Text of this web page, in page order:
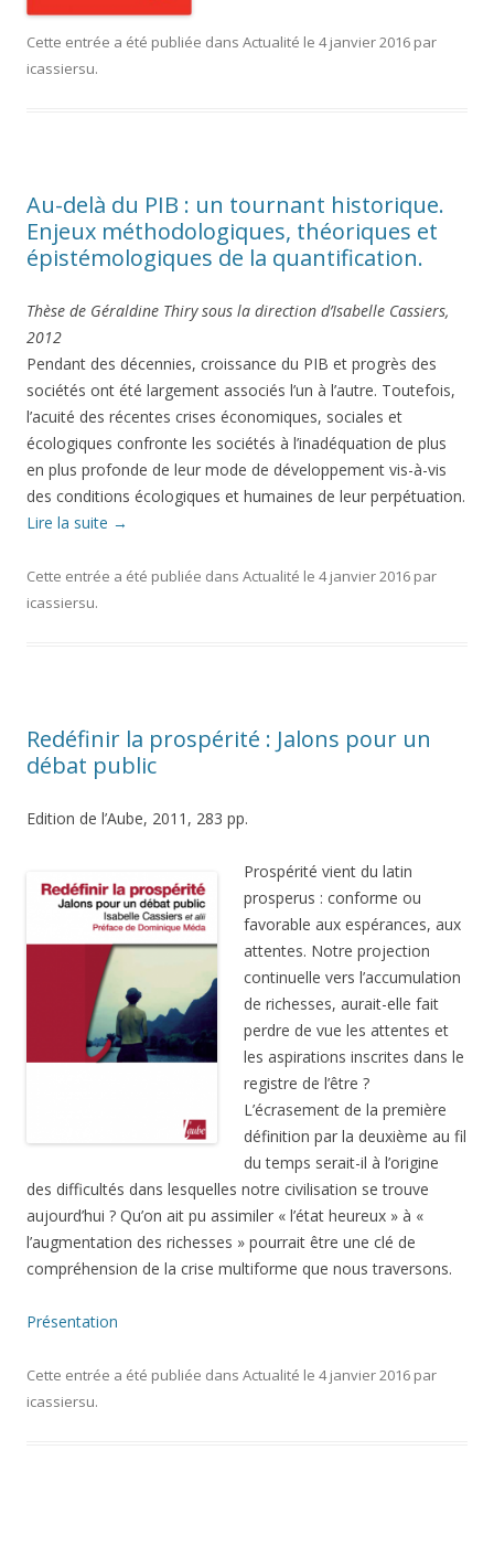
Cette entrée a été publiée dans Actualité le 4 janvier 2016 par
icassiersu.
Au-delà du PIB : un tournant historique.
Enjeux méthodologiques, théoriques et
épistémologiques de la quantification.
Thèse de Géraldine Thiry sous la direction d’Isabelle Cassiers,
2012
Pendant des décennies, croissance du PIB et progrès des
sociétés ont été largement associés l’un à l’autre. Toutefois,
l’acuité des récentes crises économiques, sociales et
écologiques confronte les sociétés à l’inadéquation de plus
en plus profonde de leur mode de développement vis-à-vis
des conditions écologiques et humaines de leur perpétuation.
Lire la suite →
Cette entrée a été publiée dans Actualité le 4 janvier 2016 par
icassiersu.
Redéfinir la prospérité : Jalons pour un
débat public
Edition de l’Aube, 2011, 283 pp.
Prospérité vient du latin
prosperus : conforme ou
favorable aux espérances, aux
attentes. Notre projection
continuelle vers l’accumulation
de richesses, aurait-elle fait
perdre de vue les attentes et
les aspirations inscrites dans le
registre de l’être ?
L’écrasement de la première
définition par la deuxième au fil
du temps serait-il à l’origine
des difficultés dans lesquelles notre civilisation se trouve
aujourd’hui ? Qu’on ait pu assimiler « l’état heureux » à «
l’augmentation des richesses » pourrait être une clé de
compréhension de la crise multiforme que nous traversons.
Présentation
Cette entrée a été publiée dans Actualité le 4 janvier 2016 par
icassiersu.